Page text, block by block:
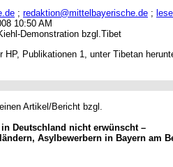
; redaktion@mittelbayerische.de ;
10:50 AM
Demonstration bzgl.Tibet
Publikationen 1, unter Tibetan
Artikel/Bericht bzgl.
Deutschland nicht erwünscht –
Asylbewerbern in Bayern am